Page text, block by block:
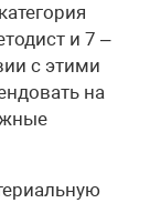
и 7 –
с этими
на